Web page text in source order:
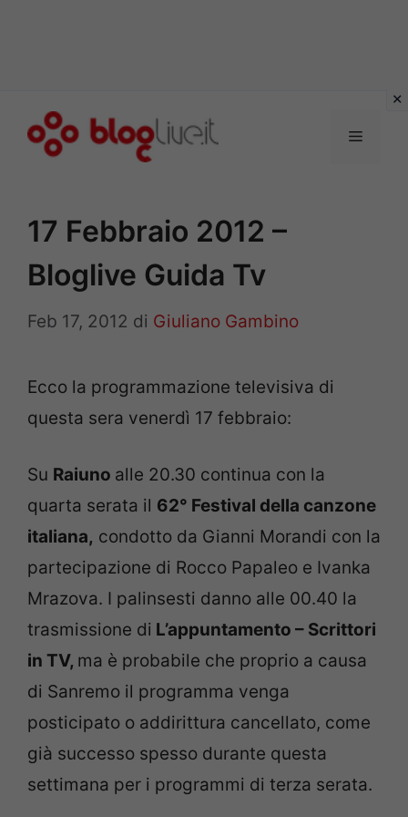
Menu
17 Febbraio 2012 –
Bloglive Guida Tv
Feb 17, 2012 di Giuliano Gambino
Ecco la programmazione televisiva di
questa sera venerdì 17 febbraio:
Su Raiuno alle 20.30 continua con la
quarta serata il 62° Festival della canzone
italiana, condotto da Gianni Morandi con la
partecipazione di Rocco Papaleo e Ivanka
Mrazova. I palinsesti danno alle 00.40 la
trasmissione di L’appuntamento – Scrittori
in TV, ma è probabile che proprio a causa
di Sanremo il programma venga
posticipato o addirittura cancellato, come
già successo spesso durante questa
settimana per i programmi di terza serata.